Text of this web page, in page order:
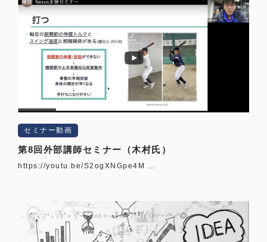
セミナー動画
第8回外部講師セミナー（木村氏）
https://youtu.be/S2ogXNGpe4M …